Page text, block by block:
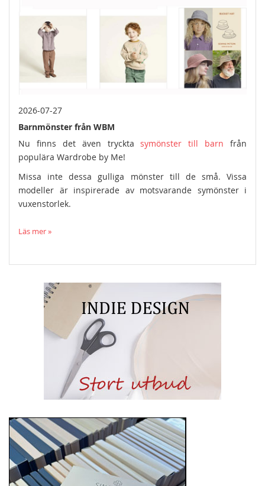
2026-07-27
Barnmönster från WBM
Nu finns det även trycktasymönster till barn från
populära Wardrobe by Me!
Missa inte dessa gulliga mönster till de små. Vissa
modeller är inspirerade av motsvarande symönster i
vuxenstorlek.
Läs mer »